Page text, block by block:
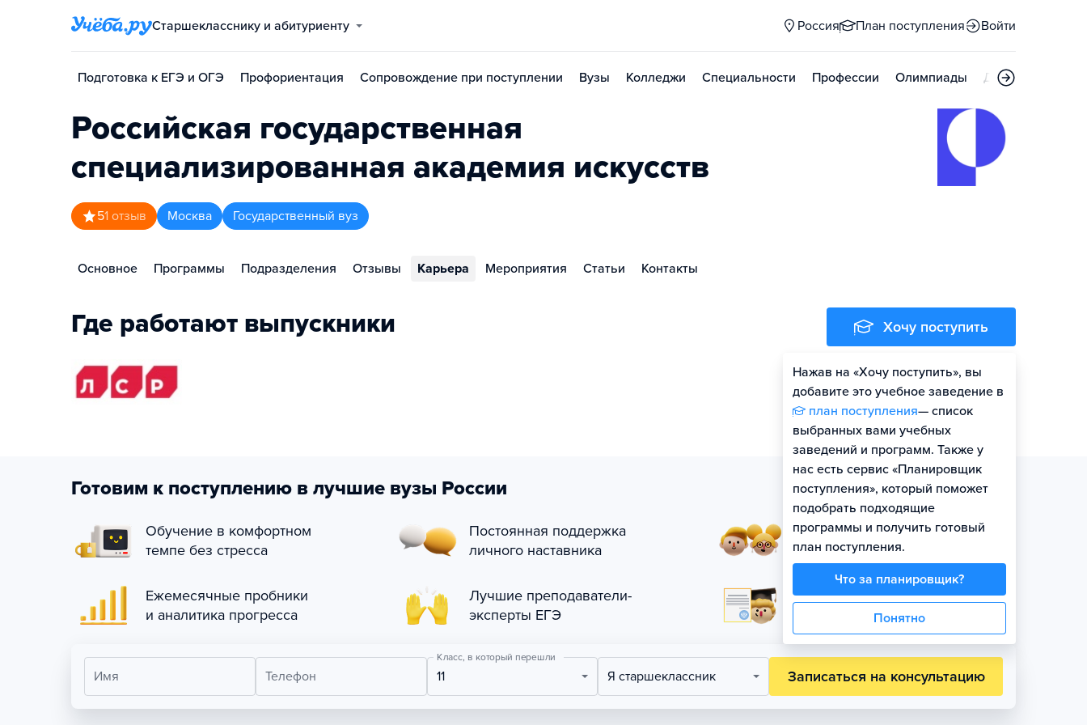
Старшекласснику и абитуриенту Россия План поступления Войти
Подготовка к ЕГЭ и ОГЭ Профориентация Сопровождение при поступлении Вузы Колледжи Специальности Профессии Олимпиады Дни открытых
Российская государственная
специализированная академия искусств
51 отзыв Москва Государственный вуз
Основное Программы Подразделения Отзывы Карьера Мероприятия Статьи Контакты
Где работают выпускники Хочу поступить
Нажав на «Хочу поступить», вы
добавите это учебное заведение в
план поступления— список
выбранных вами учебных
заведений и программ. Также у
нас есть сервис «Планировщик
поступления», который поможет
подобрать подходящие
программы и получить готовый
план поступления.
Что за планировщик?
Понятно
Оценить шансы
Готовим к поступлению в лучшие вузы России
Обучение в комфортном
темпе без стресса
Постоянная поддержка
личного наставника
Занятия в небольших
группах по уровню
Ежемесячные пробники
и аналитика прогресса
Лучшие преподаватели-
эксперты ЕГЭ
Официальная гарантия
поступления на бюджет
Имя Телефон
Класс, в который перешли
11 Я старшеклассник Записаться на консультацию